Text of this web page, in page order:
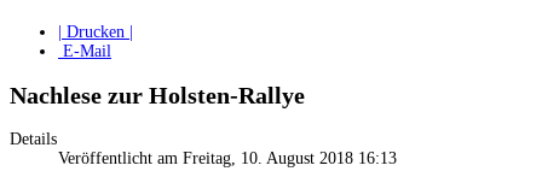
| Drucken |
E-Mail
Nachlese zur Holsten-Rallye
Details
Veröffentlicht am Freitag, 10. August 2018 16:13